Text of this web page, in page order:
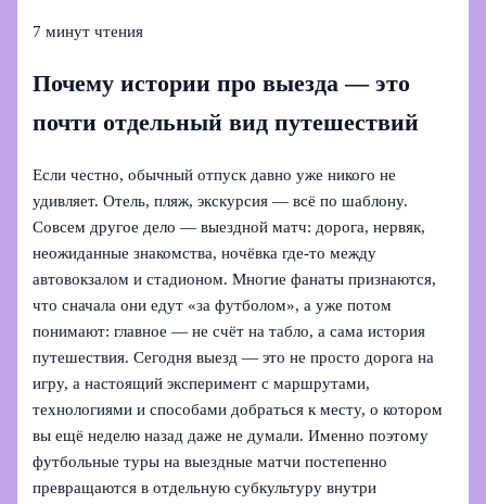
7 минут чтения
Почему истории про выезда — это
почти отдельный вид путешествий
Если честно, обычный отпуск давно уже никого не
удивляет. Отель, пляж, экскурсия — всё по шаблону.
Совсем другое дело — выездной матч: дорога, нервяк,
неожиданные знакомства, ночёвка где‑то между
автовокзалом и стадионом. Многие фанаты признаются,
что сначала они едут «за футболом», а уже потом
понимают: главное — не счёт на табло, а сама история
путешествия. Сегодня выезд — это не просто дорога на
игру, а настоящий эксперимент с маршрутами,
технологиями и способами добраться к месту, о котором
вы ещё неделю назад даже не думали. Именно поэтому
футбольные туры на выездные матчи постепенно
превращаются в отдельную субкультуру внутри